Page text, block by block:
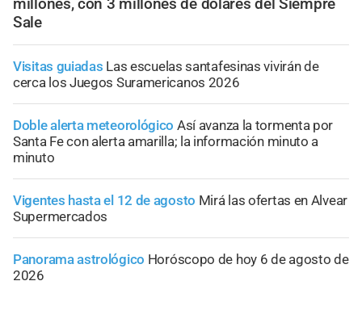
Sale
Visitas guiadas Las escuelas santafesinas vivirán de
cerca los Juegos Suramericanos 2026
Doble alerta meteorológico Así avanza la tormenta por
Santa Fe con alerta amarilla; la información minuto a
minuto
Vigentes hasta el 12 de agosto Mirá las ofertas en Alvear
Supermercados
Panorama astrológico Horóscopo de hoy 6 de agosto de
2026